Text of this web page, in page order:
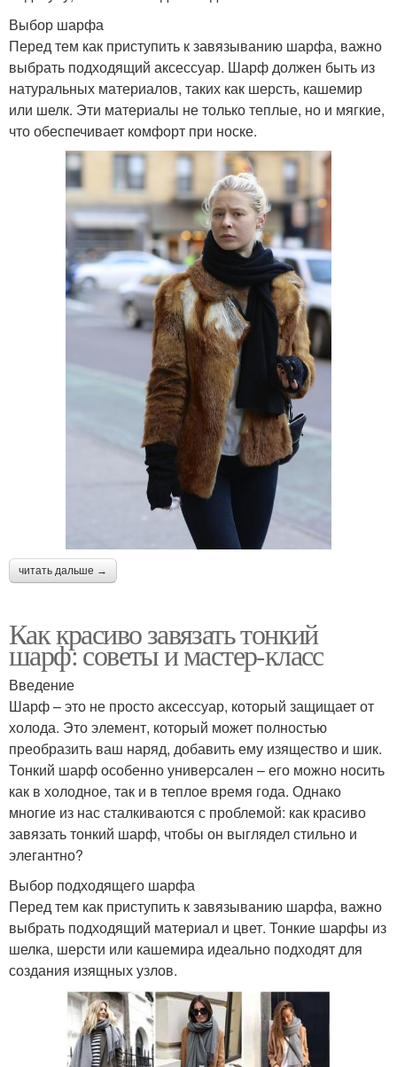
Выбор шарфа
Перед тем как приступить к завязыванию шарфа, важно
выбрать подходящий аксессуар. Шарф должен быть из
натуральных материалов, таких как шерсть, кашемир
или шелк. Эти материалы не только теплые, но и мягкие,
что обеспечивает комфорт при носке.
читать дальше →
Как красиво завязать тонкий
шарф: советы и мастер-класс
Введение
Шарф – это не просто аксессуар, который защищает от
холода. Это элемент, который может полностью
преобразить ваш наряд, добавить ему изящество и шик.
Тонкий шарф особенно универсален – его можно носить
как в холодное, так и в теплое время года. Однако
многие из нас сталкиваются с проблемой: как красиво
завязать тонкий шарф, чтобы он выглядел стильно и
элегантно?
Выбор подходящего шарфа
Перед тем как приступить к завязыванию шарфа, важно
выбрать подходящий материал и цвет. Тонкие шарфы из
шелка, шерсти или кашемира идеально подходят для
создания изящных узлов.